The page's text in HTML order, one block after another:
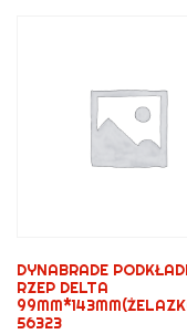
DYNABRADE
RZEP DELTA
56323